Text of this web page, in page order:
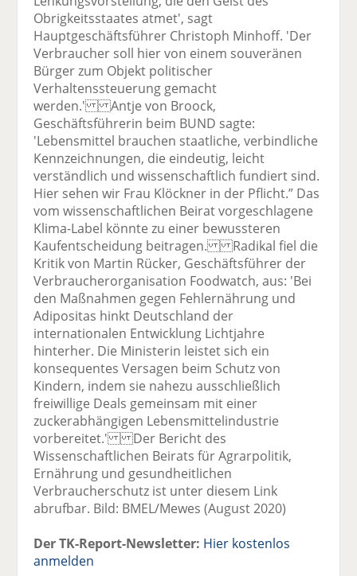
Obrigkeitsstaates atmet', sagt
Hauptgeschäftsführer Christoph Minhoff. 'Der
Verbraucher soll hier von einem souveränen
Bürger zum Objekt politischer
Verhaltenssteuerung gemacht
werden.' Antje von Broock,
Geschäftsführerin beim BUND sagte:
'Lebensmittel brauchen staatliche, verbindliche
Kennzeichnungen, die eindeutig, leicht
verständlich und wissenschaftlich fundiert sind.
Hier sehen wir Frau Klöckner in der Pflicht.” Das
vom wissenschaftlichen Beirat vorgeschlagene
Klima-Label könnte zu einer bewussteren
Kaufentscheidung beitragen. Radikal fiel die
Kritik von Martin Rücker, Geschäftsführer der
Verbraucherorganisation Foodwatch, aus: 'Bei
den Maßnahmen gegen Fehlernährung und
Adipositas hinkt Deutschland der
internationalen Entwicklung Lichtjahre
hinterher. Die Ministerin leistet sich ein
konsequentes Versagen beim Schutz von
Kindern, indem sie nahezu ausschließlich
freiwillige Deals gemeinsam mit einer
zuckerabhängigen Lebensmittelindustrie
vorbereitet.' Der Bericht des
Wissenschaftlichen Beirats für Agrarpolitik,
Ernährung und gesundheitlichen
Verbraucherschutz ist unter diesem Link
abrufbar. Bild: BMEL/Mewes (August 2020)
Der TK-Report-Newsletter: Hier kostenlos
anmelden